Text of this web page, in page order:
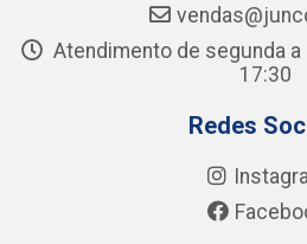
Atendimento de segunda
17:30
Redes